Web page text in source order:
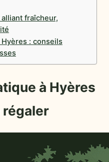
fraîcheur,
: conseils
à Hyères